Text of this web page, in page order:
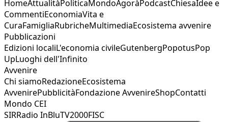
HomeAttualitàPoliticaMondoAgoràPodcastChiesaIdee e
CommentiEconomiaVita e
CuraFamigliaRubricheMultimediaEcosistema avvenire
Pubblicazioni
Edizioni localiL'economia civileGutenbergPopotusPop
UpLuoghi dell'Infinito
Avvenire
Chi siamoRedazioneEcosistema
AvvenirePubblicitàFondazione AvvenireShopContatti
Mondo CEI
SIRRadio InBluTV2000FISC